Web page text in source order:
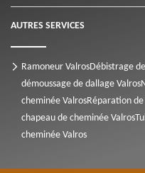
AUTRES SERVICES
Ramoneur ValrosDébistrage
démoussage de dallage Valros
cheminée ValrosRéparation
chapeau de cheminée Valros
cheminée Valros